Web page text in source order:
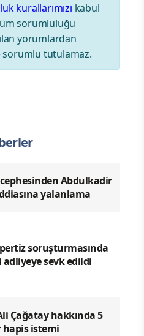
kurallarımızı kabul
sorumluluğu
yorumlardan
tutulamaz.
Abdulkadir
yalanlama
soruşturmasında
adliyeye sevk edildi
Çağatay hakkında 5
hapis istemi